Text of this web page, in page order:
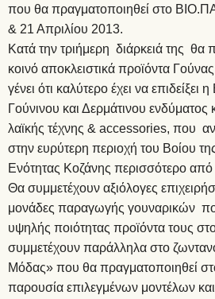
που θα πραγματοποιηθεί στο
& 21 Απριλίου 2013.
Κατά την τριήμερη διάρκειά της θα
κοινό αποκλειστικά προϊόντα
γένει ότι καλύτερο έχει να επιδείξει
Γούνινου και Δερμάτινου
λαϊκής τέχνης & accessories, που
στην ευρύτερη περιοχή του Βοίου
Ενότητας Κοζάνης περισσότερο
Θα συμμετέχουν αξιόλογες
μονάδες παραγωγής γουναρικών
υψηλής ποιότητας προϊόντα τους
συμμετέχουν παράλληλα στο
Μόδας» που θα πραγματοποιηθεί
παρουσία επιλεγμένων μοντέλων